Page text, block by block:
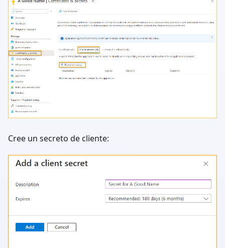
Cree un secreto de cliente: